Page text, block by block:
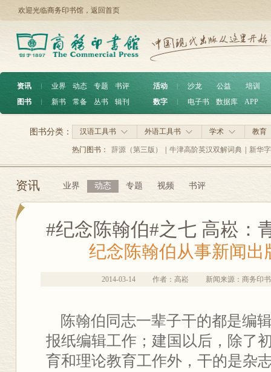
欢迎光临商务印书馆， 返回首页
资讯 ︱ 业界 动态 专题
书评
图书
︱ 新书 常备 丛书 辑刊
活动 沙龙 公益
培训
数字
电子书 数据库 APP
汉语工具书 外语工具书 学术 教育
图书分类：
热门图书： 辞源（第三版） 牛津高阶英汉双解词典 新华
资讯 业界 动态 专题 视频 书评
#纪念陈翰伯#之七 高崧：
纪念陈翰伯从事新闻出
2014-03-14 作者：高崧 新闻来源：商务印
陈翰伯同志一辈子干的都是编
报纸编辑工作；建国以后，除了
育和理论教育工作外，干的是杂